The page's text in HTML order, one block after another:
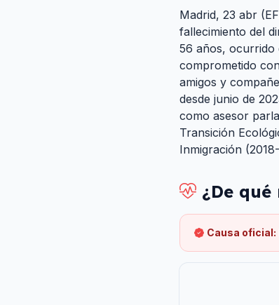
Madrid, 23 abr
fallecimiento del
56 años, ocurrido
comprometido
amigos y
desde junio de
como asesor
Transición
Inmigración
¿De
Causa oficial: